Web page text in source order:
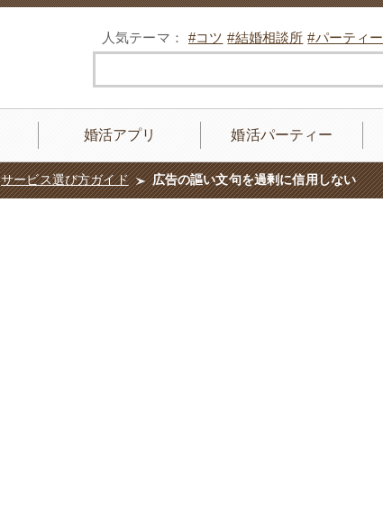
人気テーマ： #コツ #結婚相談所 #パーティー
婚活アプリ 婚活パーティー
サービス選び方ガイド 広告の謳い文句を過剰に信用しない